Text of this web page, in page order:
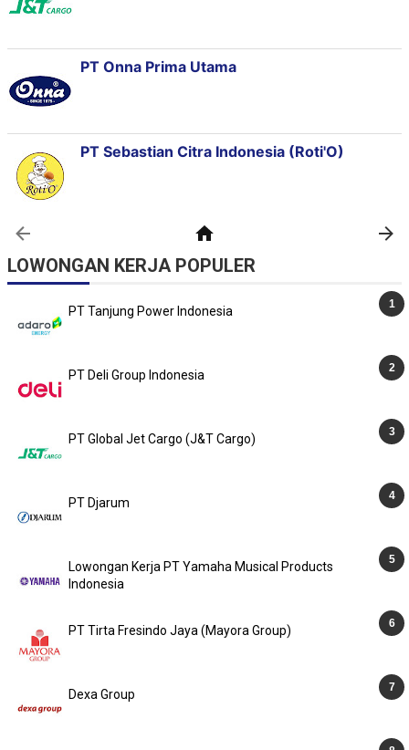
LOWONGAN KERJA POPULER
PT Tanjung Power Indonesia
PT Deli Group Indonesia
PT Global Jet Cargo (J&T Cargo)
PT Djarum
Lowongan Kerja PT Yamaha Musical Products
Indonesia
PT Tirta Fresindo Jaya (Mayora Group)
Dexa Group